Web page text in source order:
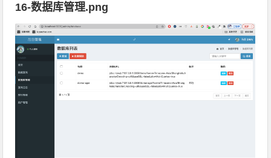
16-数据库管理.png